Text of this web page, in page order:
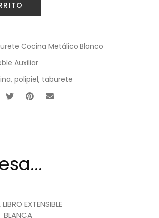
Cocina Metálico Blanco
Auxiliar
, polipiel, taburete